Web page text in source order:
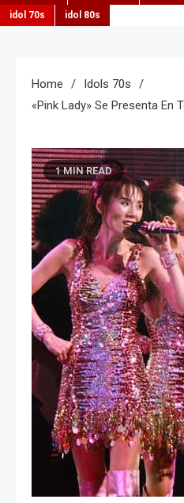
idol 70s
idol 80s
Home
Idols 70s
«Pink Lady» Se Presenta En
1 MIN READ